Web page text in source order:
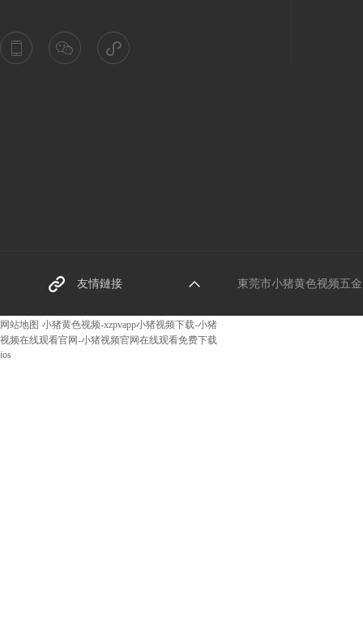
友情鏈接
東莞螺絲廠家
東莞市小猪黄色视频五
网站地图 小猪黄色视频-xzpvapp小猪视频下载-小猪
视频在线观看官网-小猪视频官网在线观看免费下载
ios